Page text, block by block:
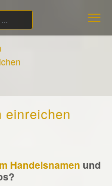
einreichen
Handelsnamen und